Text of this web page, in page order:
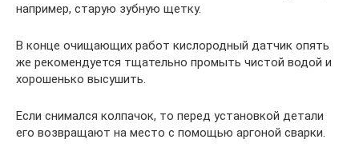
например, старую зубную щетку.
В конце очищающих работ кислородный датчик опять
же рекомендуется тщательно промыть чистой водой и
хорошенько высушить.
Если снимался колпачок, то перед установкой детали
его возвращают на место с помощью аргоной сварки.